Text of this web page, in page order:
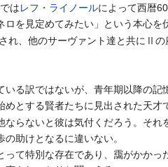
はレフ・ライノールによって西暦
を見定めてみたい」という本心を
れ、他のサーヴァント達と共にⅡ
る訳ではないが、青年期以降の記
とする賢者たちに見出された天才
らないと彼は気付くだろう。それ
助けとなるに違いない。
て特別な存在であり、靄がかか